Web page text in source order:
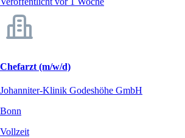
Chefarzt (m/w/d)
Johanniter-Klinik Godeshöhe GmbH
Bonn
Vollzeit